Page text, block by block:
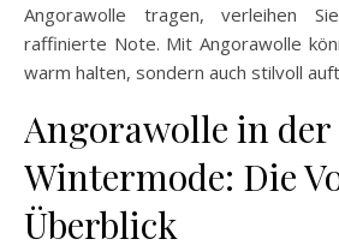
Angorawolle tragen, verleihen
raffinierte Note. Mit Angorawolle
warm halten, sondern auch stilvoll
Angorawolle in der
Wintermode: Die
Überblick